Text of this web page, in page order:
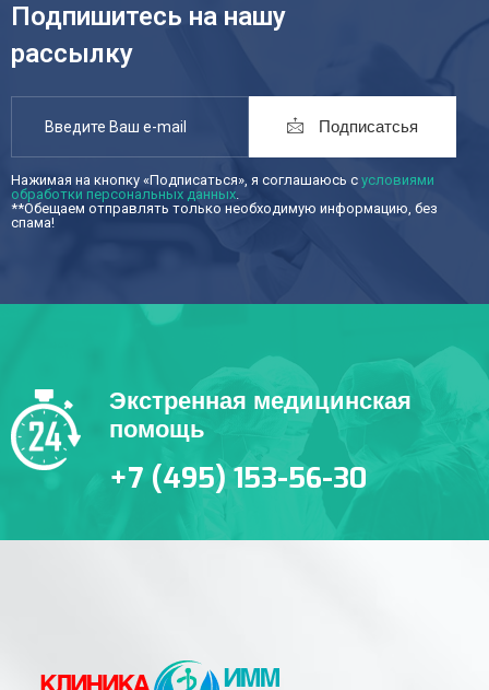
Подпишитесь на нашу
рассылку
Подписатсья
Нажимая на кнопку «Подписаться», я соглашаюсь с условиями
обработки персональных данных.
**Обещаем отправлять только необходимую информацию, без
спама!
Экстренная медицинская
помощь
+7 (495) 153-56-30